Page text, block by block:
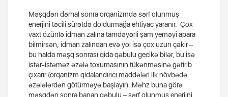
Məşqdən dərhal sonra orqanizmdə sərf olunmuş
enerjini təcili sürətdə doldurmağa ehtiyac yaranır. Çox
vaxt özünlə idman zalına tamdəyərli şam yeməyi apara
bilmirsən, idman zalından evə yol isə çox uzun çəkir –
bu halda məşq sonrası qida qəbulu gecikə bilər, bu isə
istər-istəməz əzələ toxumasının tükənməsinə gətirib
çıxarır (orqanizm qidalandırıcı maddələri ilk növbədə
əzələlərdən götürməyə başlayır). Məhz buna görə
məşqdən sonra banan qəbulu – sərf olunmuş enerjini